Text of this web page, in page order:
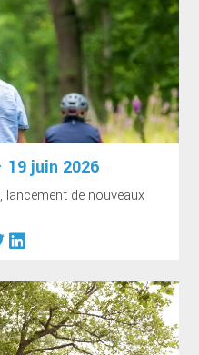
19 juin 2026
de nouveaux